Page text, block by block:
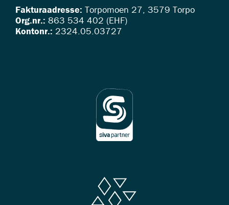
Fakturaadresse: Torpomoen 27, 3579 Torpo
Org.nr.: 863 534 402 (EHF)
Kontonr.: 2324.05.03727